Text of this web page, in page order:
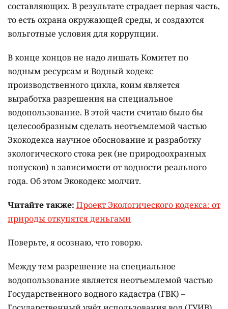
составляющих. В результате страдает первая часть,
то есть охрана окружающей среды, и создаются
вольготные условия для коррупции.
В конце концов не надо лишать Комитет по
водным ресурсам и Водный кодекс
производственного цикла, коим является
выработка разрешения на специальное
водопользование. В этой части считаю было бы
целесообразным сделать неотъемлемой частью
Экокодекса научное обоснование и разработку
экологического стока рек (не природоохранных
попусков) в зависимости от водности реального
года. Об этом Экокодекс молчит.
Читайте также: Проект Экологического кодекса: от
природы откупятся деньгами
Поверьте, я осознаю, что говорю.
Между тем разрешение на специальное
водопользование является неотъемлемой частью
Государственного водного кадастра (ГВК) –